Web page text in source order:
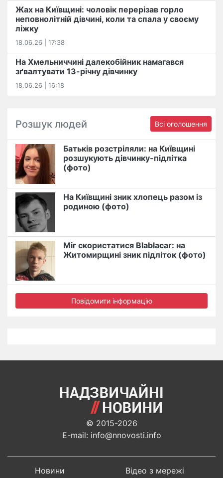
Жах на Київщині: чоловік перерізав горло
неповнолітній дівчині, коли та спала у своєму
ліжку
18.06.26 | 17:38
На Хмельниччині далекобійник намагався
зґвалтувати 13-річну дівчинку
18.06.26 | 16:18
Розшук людей Всі оголошення
Батьків розстріляли: на Київщині
розшукують дівчинку-підлітка
(фото)
На Київщині зник хлопець разом із
родиною (фото)
Міг скористатися Blablacar: на
Житомирщині зник підліток (фото)
Повідомити інформацію
© 2015-2026
E-mail: info@nnovosti.info
Новини
Відео з мережі